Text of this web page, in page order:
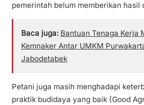
pemerintah belum memberikan hasil
Baca juga: Bantuan Tenaga Kerja
Kemnaker Antar UMKM
Jabodetabek
Petani juga masih menghadapi
praktik budidaya yang baik (Good